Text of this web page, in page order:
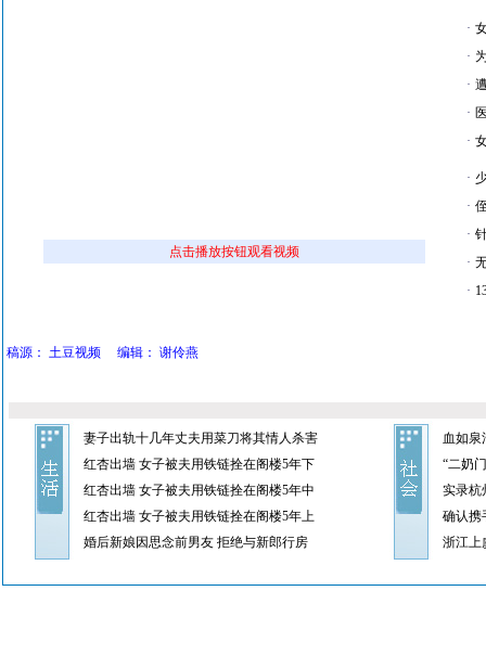
点击播放按钮观看视频
·
·
·
·
·
·
·
·
·
·
稿源： 土豆视频 编辑： 谢伶燕
妻子出轨十几年丈夫用菜刀将其情人杀害
红杏出墙 女子被夫用铁链拴在阁楼5年下
红杏出墙 女子被夫用铁链拴在阁楼5年中
红杏出墙 女子被夫用铁链拴在阁楼5年上
婚后新娘因思念前男友 拒绝与新郎行房
血如泉
“二奶
实录杭
确认携
浙江上